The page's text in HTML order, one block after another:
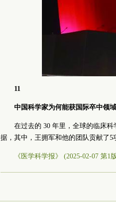
11
中国科学家为何能获国际卒中领
在过去的 30 年里，全球的临床
据，其中，王拥军和他的团队贡献了5
《医学科学报》 (2025-02-07 第1